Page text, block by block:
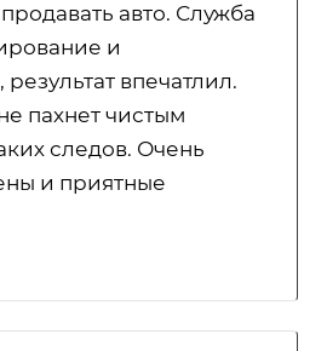
авто. Служба
и
впечатлил.
пахнет чистым
следов. Очень
и приятные